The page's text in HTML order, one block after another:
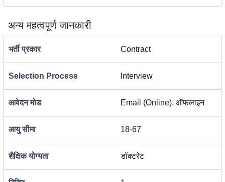
अन्य महत्वपूर्ण जानकारी
भर्ती प्रकार Contract
Selection Process Interview
आवेदन मोड Email (Online), ऑफलाइन
आयु सीमा 18-67
शैक्षिक योग्यता डॉक्टरेट